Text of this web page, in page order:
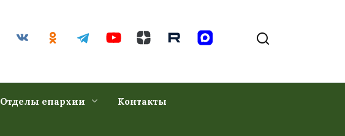
Отделы епархии Контакты